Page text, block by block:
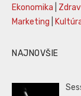
Ekonomika
Marketing
NAJNOVŠIE